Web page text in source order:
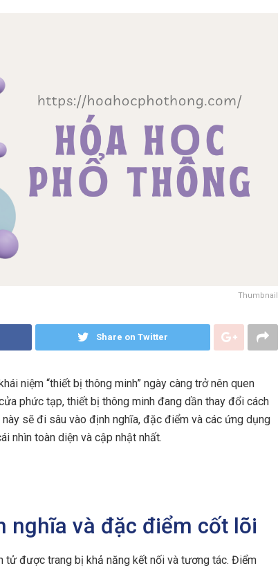
Thumbnail
Share on Twitter
niệm “thiết bị thông minh” ngày càng trở nên quen
phức tạp, thiết bị thông minh đang dần thay đổi cách
sẽ đi sâu vào định nghĩa, đặc điểm và các ứng dụng
nhìn toàn diện và cập nhật nhất.
và đặc điểm cốt lõi
tử được trang bị khả năng kết nối và tương tác. Điểm